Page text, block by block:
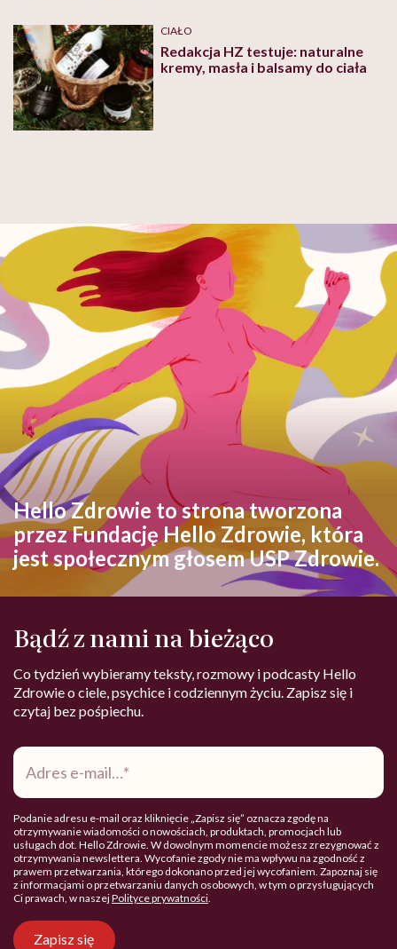
CIAŁO
Redakcja HZ testuje: naturalne
kremy, masła i balsamy do ciała
Hello Zdrowie to strona tworzona
przez Fundację Hello Zdrowie, która
jest społecznym głosem USP Zdrowie.
Bądź z nami na bieżąco
Co tydzień wybieramy teksty, rozmowy i podcasty Hello
Zdrowie o ciele, psychice i codziennym życiu. Zapisz się i
czytaj bez pośpiechu.
Adres
mail*
Podanie adresu e-mail oraz kliknięcie „Zapisz się” oznacza zgodę na
otrzymywanie wiadomości o nowościach, produktach, promocjach lub
usługach dot. Hello Zdrowie. W dowolnym momencie możesz zrezygnować z
otrzymywania newslettera. Wycofanie zgody nie ma wpływu na zgodność z
prawem przetwarzania, którego dokonano przed jej wycofaniem. Zapoznaj się
z informacjami o przetwarzaniu danych osobowych, w tym o przysługujących
Ci prawach, w naszejPolityce prywatności
Zapisz się